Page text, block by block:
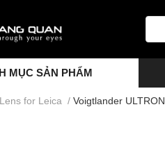
MỤC SẢN PHẨM
Lens for Leica / Voigtlander